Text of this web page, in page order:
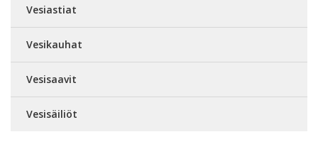
Vesiastiat
Vesikauhat
Vesisaavit
Vesisäiliöt